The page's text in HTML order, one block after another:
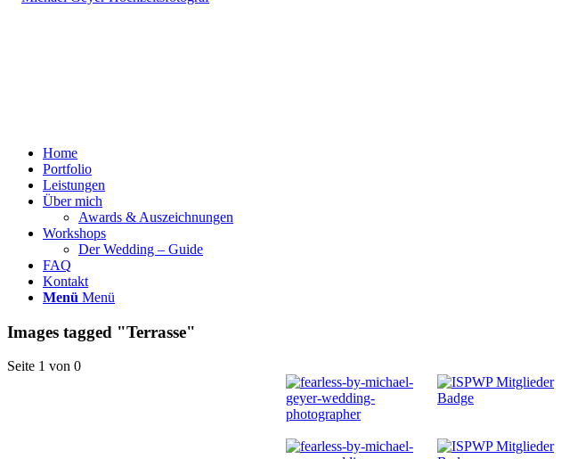
Home
Portfolio
Leistungen
Über mich
Awards & Auszeichnungen
Workshops
Der Wedding – Guide
FAQ
Kontakt
Menü Menü
Images tagged "Terrasse"
Seite 1 von 0